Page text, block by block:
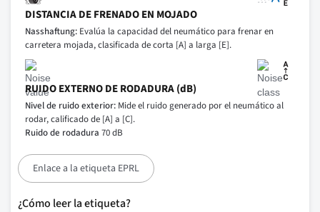
DISTANCIA DE FRENADO EN MOJADO
Nasshaftung: Evalúa la capacidad del neumático para frenar en
carretera mojada, clasificada de corta [A] a larga [E].
RUIDO EXTERNO DE RODADURA (dB)
Nivel de ruido exterior: Mide el ruido generado por el neumático al
rodar, calificado de [A] a [C].
Ruido de rodadura 70 dB
Enlace a la etiqueta EPRL
¿Cómo leer la etiqueta?